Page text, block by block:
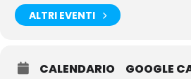
ALTRI EVENTI
CALENDARIO GOOGLE